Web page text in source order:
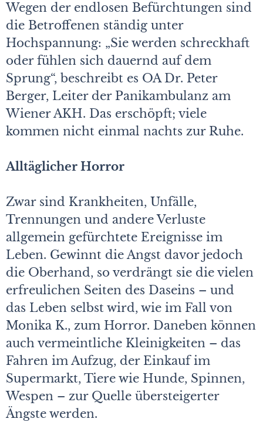
Wegen der endlosen Befürchtungen sind
die Betroffenen ständig unter
Hochspannung: „Sie werden schreckhaft
oder fühlen sich dauernd auf dem
Sprung“, beschreibt es OA Dr. Peter
Berger, Leiter der Panikambulanz am
Wiener AKH. Das erschöpft; viele
kommen nicht einmal nachts zur Ruhe.
Alltäglicher Horror
Zwar sind Krankheiten, Unfälle,
Trennungen und andere Verluste
allgemein gefürchtete Ereignisse im
Leben. Gewinnt die Angst davor jedoch
die Oberhand, so verdrängt sie die vielen
erfreulichen Seiten des Daseins – und
das Leben selbst wird, wie im Fall von
Monika K., zum Horror. Daneben können
auch vermeintliche Kleinigkeiten – das
Fahren im Aufzug, der Einkauf im
Supermarkt, Tiere wie Hunde, Spinnen,
Wespen – zur Quelle übersteigerter
Ängste werden.